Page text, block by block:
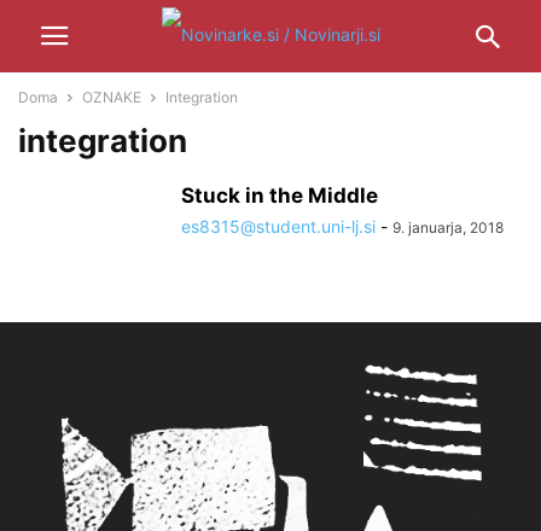
Doma OZNAKE Integration
integration
Stuck in the Middle
es8315@student.uni-lj.si - 9. januarja, 2018